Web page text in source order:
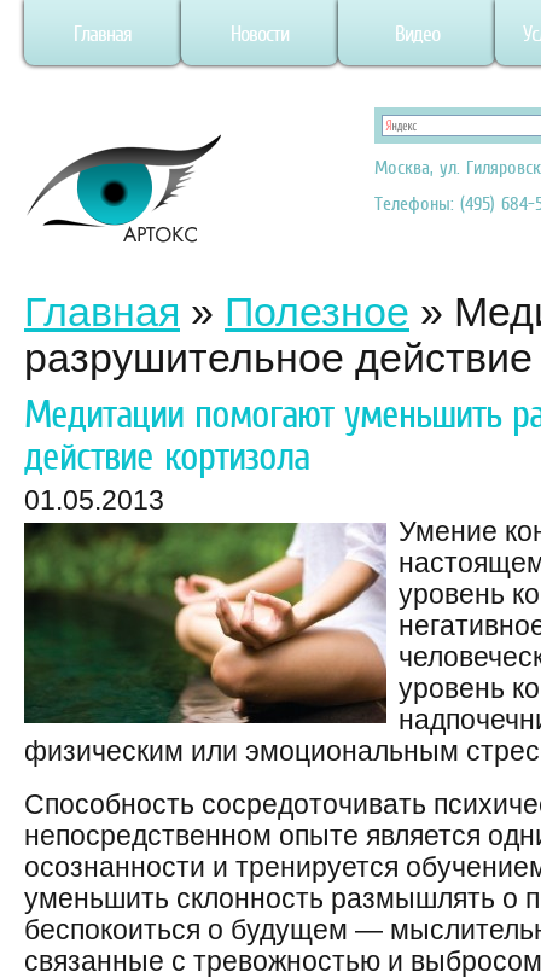
Главная Новости Видео
Москва, ул.
Телефоны: (495) 684-
Главная » Полезное »
разрушительное действие
Медитации помогают уменьшить
действие кортизола
01.05.2013
Умение
уровень
уровень
физическим или эмоциональным
Способность сосредоточивать
непосредственном опыте является
осознанности и тренируется
уменьшить склонность размышлять о
беспокоиться о будущем —
связанные с тревожностью и